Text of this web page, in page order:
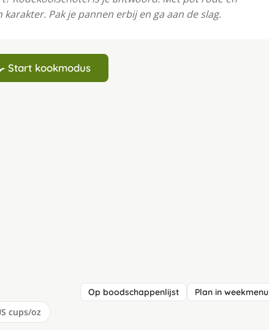
Pak je pannen erbij en ga aan de slag.
Start kookmodus
Op boodschappenlijst Plan in weekmenu
cups/oz